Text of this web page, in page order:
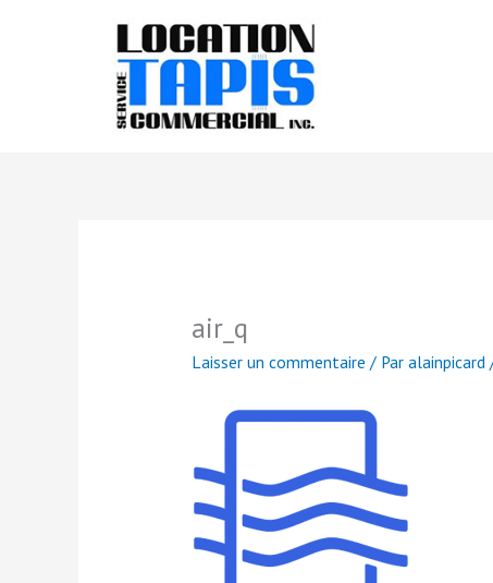
air_q
Laisser un commentaire / Par alainpicard